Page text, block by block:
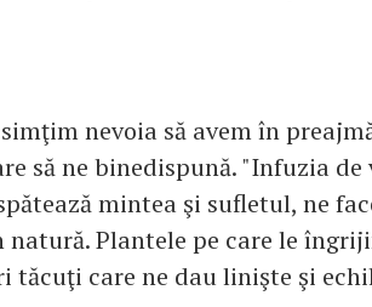
nevoia să avem în
să ne binedispună. "Infuzia
mintea şi sufletul, ne
natură. Plantele pe care le
tăcuţi care ne dau linişte şi